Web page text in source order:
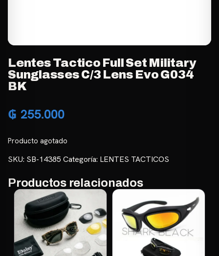
Lentes Tactico Full Set Military
Sunglasses C/3 Lens Evo G034
BK
₲ 255.000
Producto agotado
SKU: SB-14385 Categoría: LENTES TACTICOS
Productos relacionados